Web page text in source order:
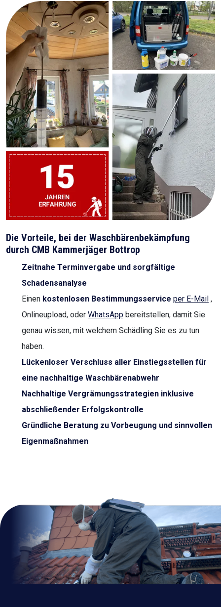
Die Vorteile, bei der Waschbärenbekämpfung
durch CMB Kammerjäger Bottrop
Zeitnahe Terminvergabe und sorgfältige
Schadensanalyse
Einen kostenlosen Bestimmungsservice per E-Mail ,
Onlineupload, oder WhatsApp bereitstellen, damit Sie
genau wissen, mit welchem Schädling Sie es zu tun
haben.
Lückenloser Verschluss aller Einstiegsstellen für
eine nachhaltige Waschbärenabwehr
Nachhaltige Vergrämungsstrategien inklusive
abschließender Erfolgskontrolle
Gründliche Beratung zu Vorbeugung und sinnvollen
Eigenmaßnahmen